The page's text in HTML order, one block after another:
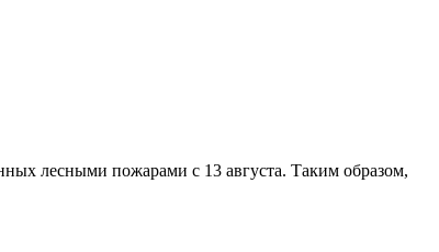
лесными пожарами с 13 августа. Таким образом,